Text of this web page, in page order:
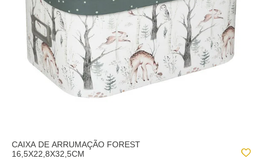
CAIXA DE ARRUMAÇÃO FOREST
16,5X22,8X32,5CM